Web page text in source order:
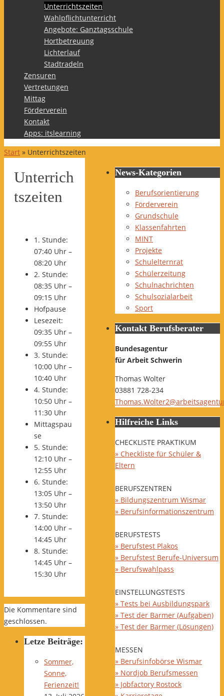
Unterrichtszeiten
Wahlpflichtunterricht
Angebote: Ganztagsschule
Hortbetreuung
Lichterlauf
Stadtradeln
Zensuren
Vertretungen
Mittag
Förderverein
Kontakt
Apps: itslearning
Start » Unterrichtszeiten
Unterrich
tszeiten
1. Stunde:
07:40 Uhr –
08:20 Uhr
2. Stunde:
08:35 Uhr –
09:15 Uhr
Hofpause
Lesezeit:
09:35 Uhr –
09:55 Uhr
3. Stunde:
10:00 Uhr –
10:40 Uhr
4. Stunde:
10:50 Uhr –
11:30 Uhr
Mittagspau
se
5. Stunde:
12:10 Uhr –
12:55 Uhr
6. Stunde:
13:05 Uhr –
13:50 Uhr
7. Stunde:
14:00 Uhr –
14:45 Uhr
8. Stunde:
14:45 Uhr –
15:30 Uhr
Die Kommentare sind
geschlossen.
Letze Beiträge:
Sommer,
Sonne,
Ferienzeit!
News-Kategorien
Berufsorientierung
Förderverein
Grundschule
Klassenfahrten
MINT
Projekte
Schulelternrat
Schülerzeitung
Schulnachrichten
Schulsozialarbeit
Sport
Kontakt Berufsberater
Bundesagentur
für Arbeit Schwerin
Thomas Wolter
03881 728-234
Hilfreiche Links
CHECKLISTE PRAKTIKUM
» Checkliste für Schüler &
Eltern
BERUFSZENTREN
» Bildungszentrum Wismar
» Berufsinformationszentrum
BERUFSTESTS
» Berufstest Plakos
» Berufstest Berufe-Universum
» Berufswahlpass
EINSTELLUNGSTESTS
» Tests bei Ausbildungspark
» Test der Barmer (Aufgaben)
» Test der Barmer (Lösungen)
MESSEN
» Berufsinfobörse Wismar
» Nordjob Berufsmessen
» Jobfactory Rostock